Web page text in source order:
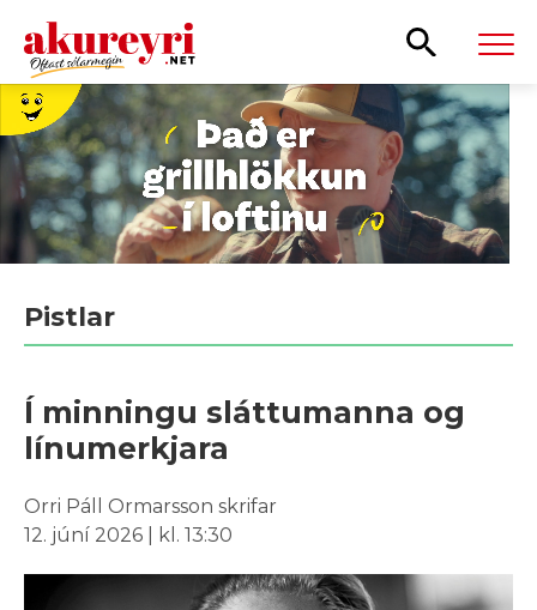
Leita
Pistlar
Í minningu sláttumanna og
línumerkjara
Orri Páll Ormarsson skrifar
12. júní 2026 | kl. 13:30